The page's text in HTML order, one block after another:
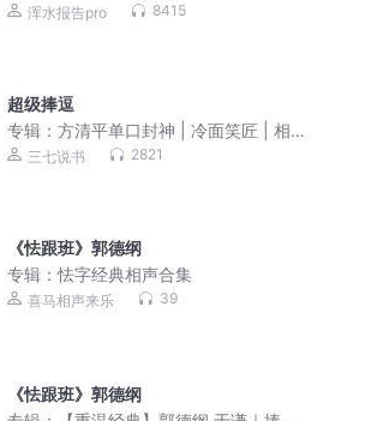
浑水报告pro 8415
超级捧逗
专辑： 方清平单口封神 | 冷面笑匠 | 相声
集|精品存档
三七说书 2821
《怯跟班》郭德纲
专辑：怯字经典相声合集
喜马相声来乐 39
《怯跟班》郭德纲